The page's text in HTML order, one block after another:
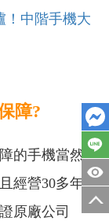
！中階手機大
障?
的手機當然
經營30多年
原廠公司